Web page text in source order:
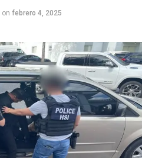
on febrero 4, 2025